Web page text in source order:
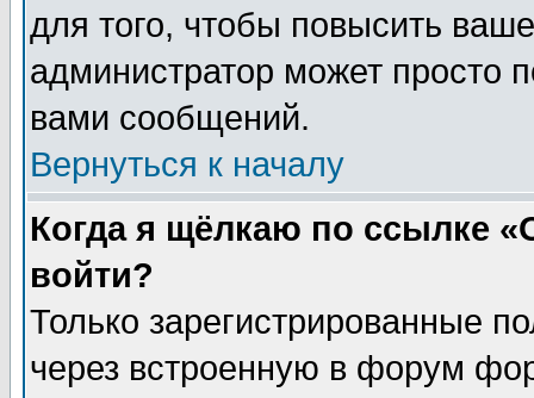
для того, чтобы повысить
администратор может просто
вами сообщений.
Вернуться к началу
Когда я щёлкаю по ссылке
войти?
Только зарегистрированные
через встроенную в форум